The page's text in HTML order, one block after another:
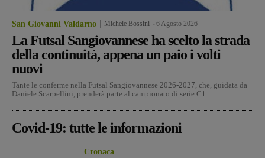
San Giovanni Valdarno Michele Bossini 6 Agosto 2026
La Futsal Sangiovannese ha scelto la strada
della continuità, appena un paio i volti
nuovi
Tante le conferme nella Futsal Sangiovannese 2026-2027, che, guidata da
Daniele Scarpellini, prenderà parte al campionato di serie C1...
Covid-19: tutte le informazioni
Cronaca